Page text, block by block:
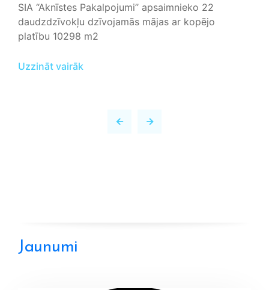
SIA “Aknīstes Pakalpojumi’’ apsaimnieko 22
daudzdzīvokļu dzīvojamās mājas ar kopējo
platību 10298 m2
Uzzināt vairāk
Jaunumi